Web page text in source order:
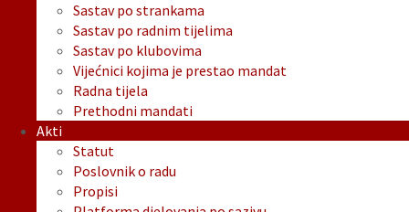
Sastav po strankama
Sastav po radnim tijelima
Sastav po klubovima
Vijećnici kojima je prestao mandat
Radna tijela
Prethodni mandati
Akti
Statut
Poslovnik o radu
Propisi